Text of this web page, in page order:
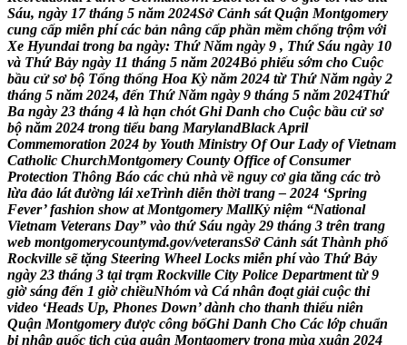
Sáu, ngày 17 tháng 5 năm 2024Sở Cảnh sát Quận Montgomery
cung cấp miễn phí các bản nâng cấp phần mềm chống trộm với
Xe Hyundai trong ba ngày: Thứ Năm ngày 9 , Thứ Sáu ngày 10
và Thứ Bảy ngày 11 tháng 5 năm 2024Bỏ phiếu sớm cho Cuộc
bầu cử sơ bộ Tổng thống Hoa Kỳ năm 2024 từ Thứ Năm ngày 2
tháng 5 năm 2024, đến Thứ Năm ngày 9 tháng 5 năm 2024Thứ
Ba ngày 23 tháng 4 là hạn chót Ghi Danh cho Cuộc bầu cử sơ
bộ năm 2024 trong tiểu bang MarylandBlackApril
Commemoration 2024 by Youth Ministry Of Our Lady of Vietnam
Catholic ChurchMontgomery County Office of Consumer
Protection Thông Báo các chủ nhà về nguy cơ gia tăng các trò
lừa đảo lát đường lái xeTrình diễn thời trang – 2024 ‘Spring
Fever’ fashion show at Montgomery MallKỷ niệm “National
Vietnam Veterans Day” vào thứ Sáu ngày 29 tháng 3 trên trang
web montgomerycountymd.gov/veteransSở Cảnh sát Thành phố
Rockville sẽ tặng Steering Wheel Locks miễn phí vào Thứ Bảy
ngày 23 tháng 3 tại trạm Rockville City Police Department từ 9
giờ sáng đến 1 giờ chiềuNhóm và Cá nhân đoạt giải cuộc thi
video ‘Heads Up, Phones Down’ dành cho thanh thiếu niên
Quận Montgomery được công bốGhi Danh Cho Các lớp chuẩn
bị nhập quốc tịch của quận Montgomery trong mùa xuân 2024